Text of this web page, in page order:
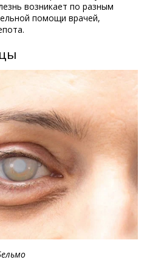
возникает по разным
помощи врачей,